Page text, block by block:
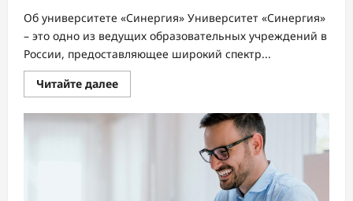
Об университете «Синергия» Университет «Синергия»
– это одно из ведущих образовательных учреждений в
России, предоставляющее широкий спектр...
Читайте далееПрочитать
больше
Университет
Синергия: